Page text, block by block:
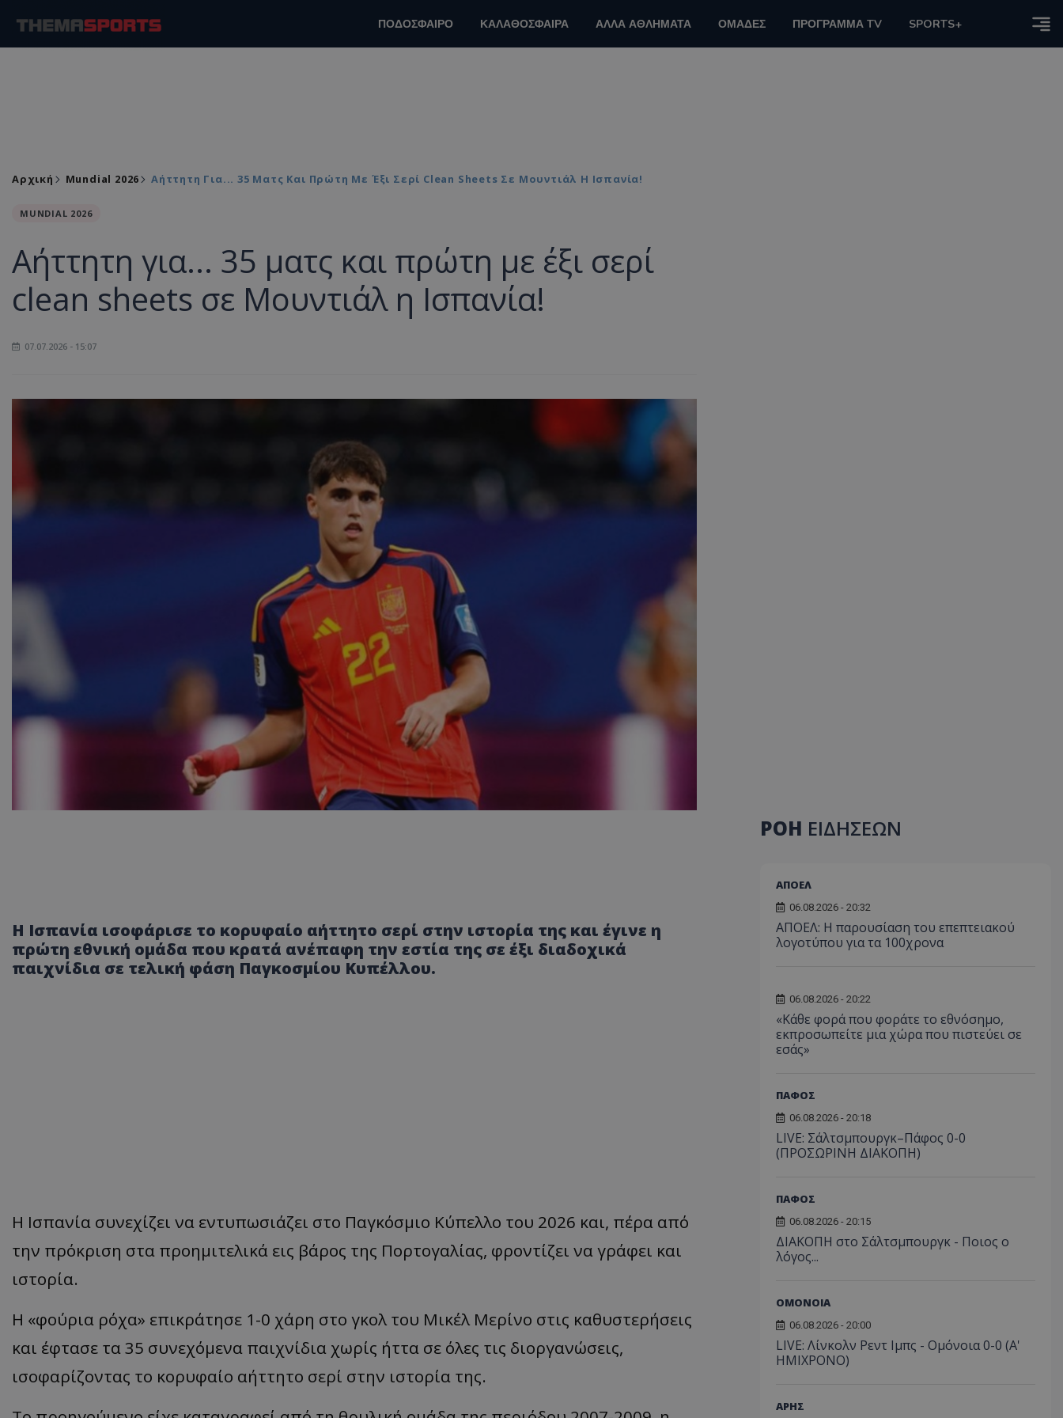
ΠΟΔΟΣΦΑΙΡΟ ΚΑΛΑΘΟΣΦΑΙΡΑ ΑΛΛΑ ΑΘΛΗΜΑΤΑ ΟΜΑΔΕΣ ΠΡΟΓΡΑΜΜΑ TV SPORTS+
Αρχική Mundial 2026 Αήττητη Για... 35 Ματς Και Πρώτη Με Έξι Σερί Clean Sheets Σε Μουντιάλ Η Ισπανία!
MUNDIAL 2026
Αήττητη για... 35 ματς και πρώτη με έξι σερί
clean sheets σε Μουντιάλ η Ισπανία!
07.07.2026 - 15:07
Η Ισπανία ισοφάρισε το κορυφαίο αήττητο σερί στην ιστορία της και έγινε η
πρώτη εθνική ομάδα που κρατά ανέπαφη την εστία της σε έξι διαδοχικά
παιχνίδια σε τελική φάση Παγκοσμίου Κυπέλλου.
Η Ισπανία συνεχίζει να εντυπωσιάζει στο Παγκόσμιο Κύπελλο του 2026 και, πέρα από
την πρόκριση στα προημιτελικά εις βάρος της Πορτογαλίας, φροντίζει να γράφει και
ιστορία.
Η «φούρια ρόχα» επικράτησε 1-0 χάρη στο γκολ του Μικέλ Μερίνο στις καθυστερήσεις
και έφτασε τα 35 συνεχόμενα παιχνίδια χωρίς ήττα σε όλες τις διοργανώσεις,
ισοφαρίζοντας το κορυφαίο αήττητο σερί στην ιστορία της.
ΡΟΗ ΕΙΔΗΣΕΩΝ
ΑΠΟΕΛ
06.08.2026 - 20:32
ΑΠΟΕΛ: Η παρουσίαση του επεπτειακού
λογοτύπου για τα 100χρονα
06.08.2026 - 20:22
«Κάθε φορά που φοράτε το εθνόσημο,
εκπροσωπείτε μια χώρα που πιστεύει σε
εσάς»
ΠΑΦΟΣ
06.08.2026 - 20:18
LIVE: Σάλτσμπουργκ–Πάφος 0-0
(ΠΡΟΣΩΡΙΝΗ ΔΙΑΚΟΠΗ)
ΠΑΦΟΣ
06.08.2026 - 20:15
ΔΙΑΚΟΠΗ στο Σάλτσμπουργκ - Ποιος ο
λόγος...
ΟΜΟΝΟΙΑ
06.08.2026 - 20:00
LIVE: Λίνκολν Ρεντ Ιμπς - Ομόνοια 0-0 (Α'
ΗΜΙΧΡΟΝΟ)
ΑΡΗΣ